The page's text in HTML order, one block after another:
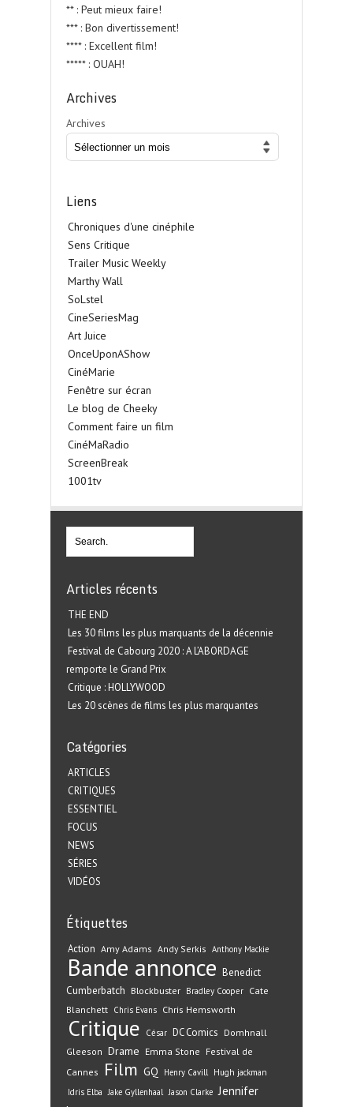
** : Peut mieux faire!
*** : Bon divertissement!
**** : Excellent film!
***** : OUAH!
Archives
Archives
Liens
Chroniques d'une cinéphile
Sens Critique
Trailer Music Weekly
Marthy Wall
SoLstel
CineSeriesMag
Art Juice
OnceUponAShow
CinéMarie
Fenêtre sur écran
Le blog de Cheeky
Comment faire un film
CinéMaRadio
ScreenBreak
1001tv
Articles récents
THE END
Les 30 films les plus marquants de la décennie
Festival de Cabourg 2020 : A L’ABORDAGE
remporte le Grand Prix
Critique : HOLLYWOOD
Les 20 scènes de films les plus marquantes
Catégories
ARTICLES
CRITIQUES
ESSENTIEL
FOCUS
NEWS
SÉRIES
VIDÉOS
Étiquettes
Action Amy Adams Andy Serkis Anthony Mackie
Bande annonce Benedict
Cumberbatch Blockbuster Bradley Cooper Cate
Blanchett Chris Evans Chris Hemsworth
Critique César DC Comics Domhnall
Gleeson Drame Emma Stone Festival de
Cannes
Film GQ Henry Cavill Hugh jackman
Idris Elba Jake Gyllenhaal Jason Clarke Jennifer